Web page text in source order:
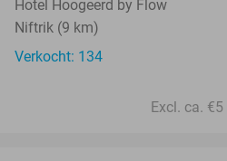
Hotel Hoogeerd by Flow
Niftrik (9 km)
Verkocht: 134
Excl. ca.